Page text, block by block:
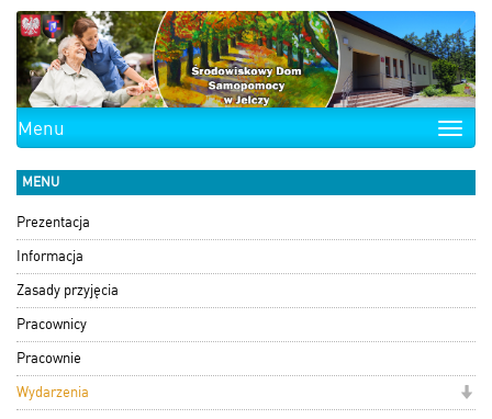
Toggle
Menu
MENU
Prezentacja
Informacja
Zasady przyjęcia
Pracownicy
Pracownie
Wydarzenia